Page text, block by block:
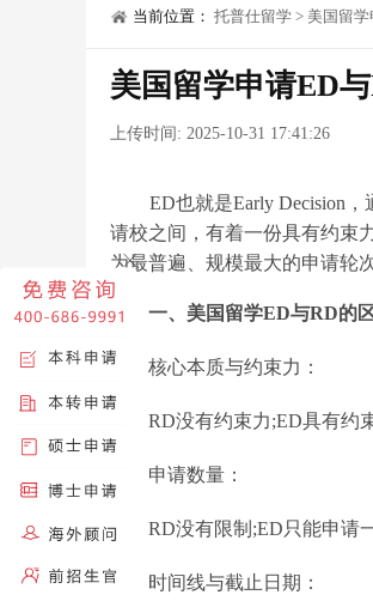
留学攻略
留学资讯
当前位置： 托普仕留学 > 美国留学
美国留学申请ED
上传时间: 2025-10-31 17:41:26
ED也就是Early Decision
请校之间，有着一份具有约束
为最普遍、规模最大的申请轮
一、美国留学ED与RD的
核心本质与约束力：
RD没有约束力;ED具有约束
申请数量：
RD没有限制;ED只能申请一
时间线与截止日期：